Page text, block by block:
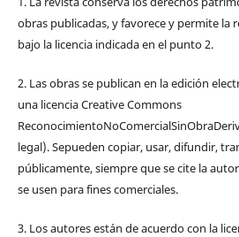
obras publicadas, y favorece y permite la
bajo la licencia indicada en el punto 2.
2. Las obras se publican en la edición
una licencia Creative Commons
legal). Sepueden copiar, usar, difundir,
públicamente, siempre que se cite la
se usen para fines comerciales.
3. Los autores están de acuerdo con la